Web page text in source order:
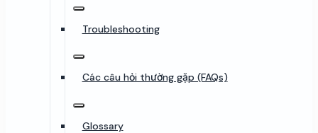
Troubleshooting
Các câu hỏi thường gặp (FAQs)
Glossary